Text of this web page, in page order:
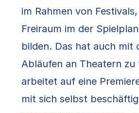
im Rahmen von
Freiraum im der
bilden. Das hat auch mit
Abläufen an Theatern zu
arbeitet auf eine
mit sich selbst